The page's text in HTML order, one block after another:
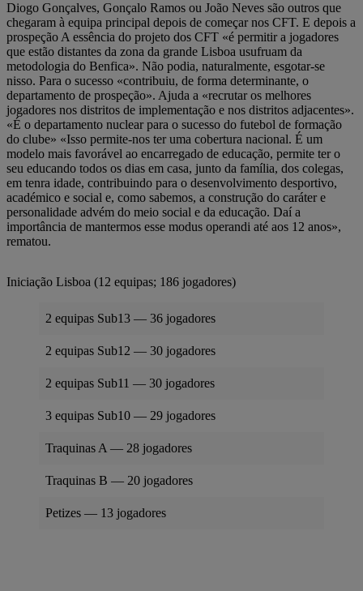
Diogo Gonçalves, Gonçalo Ramos ou João Neves são outros que
chegaram à equipa principal depois de começar nos CFT. E depois a
prospeção A essência do projeto dos CFT «é permitir a jogadores
que estão distantes da zona da grande Lisboa usufruam da
metodologia do Benfica». Não podia, naturalmente, esgotar-se
nisso. Para o sucesso «contribuiu, de forma determinante, o
departamento de prospeção». Ajuda a «recrutar os melhores
jogadores nos distritos de implementação e nos distritos adjacentes».
«É o departamento nuclear para o sucesso do futebol de formação
do clube» «Isso permite-nos ter uma cobertura nacional. É um
modelo mais favorável ao encarregado de educação, permite ter o
seu educando todos os dias em casa, junto da família, dos colegas,
em tenra idade, contribuindo para o desenvolvimento desportivo,
académico e social e, como sabemos, a construção do caráter e
personalidade advém do meio social e da educação. Daí a
importância de mantermos esse modus operandi até aos 12 anos»,
rematou.
Iniciação Lisboa (12 equipas; 186 jogadores)
2 equipas Sub13 — 36 jogadores
2 equipas Sub12 — 30 jogadores
2 equipas Sub11 — 30 jogadores
3 equipas Sub10 — 29 jogadores
Traquinas A — 28 jogadores
Traquinas B — 20 jogadores
Petizes — 13 jogadores